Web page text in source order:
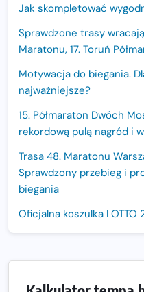
Jak skompletować
Sprawdzone trasy
Maratonu, 17. Toruń
Motywacja do biegania.
najważniejsze?
15. Półmaraton Dwóch
rekordową pulą nagród i
Trasa 48. Maratonu
Sprawdzony przebieg i
biegania
Oficjalna koszulka LOTTO